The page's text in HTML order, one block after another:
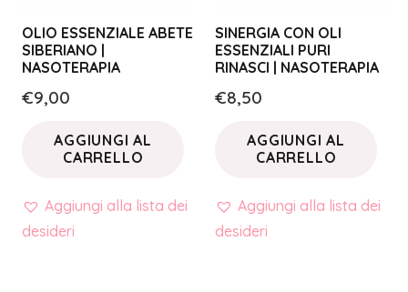
OLIO ESSENZIALE ABETE
SIBERIANO |
NASOTERAPIA
€9,00
AGGIUNGI AL
CARRELLO
Aggiungi alla lista dei
desideri
SINERGIA CON OLI
ESSENZIALI PURI
RINASCI | NASOTERAPIA
€8,50
AGGIUNGI AL
CARRELLO
Aggiungi alla lista dei
desideri